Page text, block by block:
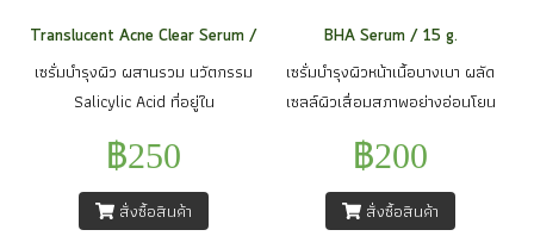
Translucent Acne Clear Serum / 15 g.
เซรั่มบำรุงผิว ผสานรวม นวัตกรรม
Salicylic Acid ที่อยู่ใน
แพ้เพราะจะค่อยๆปลดปล่อยสาร
สำคัญออกมาอย่างช้าๆ ช่วยลดสิว
ผลัดเซลล์ผิวอ่อนๆ เผยผิวหน้าที่
฿250
สั่งซื้อสินค้า
BHA Serum / 15 g.
เซรั่มบำรุงผิวหน้าเนื้อบางเบา ผลัด
เซลล์ผิวเสื่อมสภาพอย่างอ่อนโยน
พร้อมสารสกัดจากธรรมชาติที่ช่วย
ลดการระคายเคืองของผิว และอ่อน
โยนยิ่งขึ้นด้วยสูตรที่ปราศจาก
฿200
สั่งซื้อสินค้า